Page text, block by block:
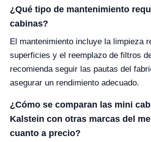
¿Qué tipo de mantenimiento
cabinas?
El mantenimiento incluye la limpieza
superficies y el reemplazo de filtros
recomienda seguir las pautas del
asegurar un rendimiento adecuado.
¿Cómo se comparan las mini
Kalstein con otras marcas del
cuanto a precio?